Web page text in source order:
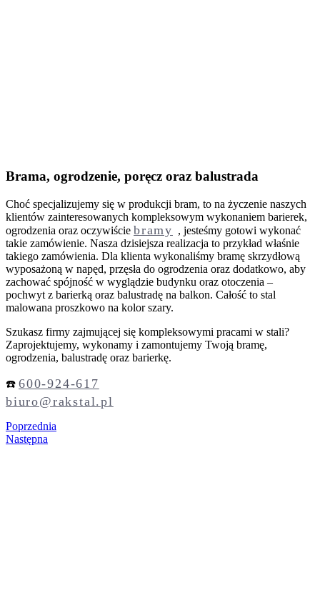
Brama, ogrodzenie, poręcz oraz balustrada
Choć specjalizujemy się w produkcji bram, to na życzenie naszych
klientów zainteresowanych kompleksowym wykonaniem barierek,
ogrodzenia oraz oczywiście bramy , jesteśmy gotowi wykonać
takie zamówienie. Nasza dzisiejsza realizacja to przykład właśnie
takiego zamówienia. Dla klienta wykonaliśmy bramę skrzydłową
wyposażoną w napęd, przęsła do ogrodzenia oraz dodatkowo, aby
zachować spójność w wyglądzie budynku oraz otoczenia –
pochwyt z barierką oraz balustradę na balkon. Całość to stal
malowana proszkowo na kolor szary.
Szukasz firmy zajmującej się kompleksowymi pracami w stali?
Zaprojektujemy, wykonamy i zamontujemy Twoją bramę,
ogrodzenia, balustradę oraz barierkę.
☎️ 600-924-617
biuro@rakstal.pl
Poprzednia
Następna